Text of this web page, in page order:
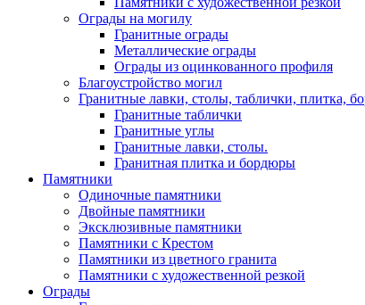
Ограды на могилу
Гранитные ограды
Металлические ограды
Ограды из оцинкованного профиля
Благоустройство могил
Гранитные лавки, столы, таблички, плитка,
Гранитные таблички
Гранитные углы
Гранитные лавки, столы.
Гранитная плитка и бордюры
Памятники
Одиночные памятники
Двойные памятники
Эксклюзивные памятники
Памятники с Крестом
Памятники из цветного гранита
Памятники с художественной резкой
Ограды